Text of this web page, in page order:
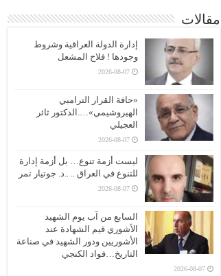
مقالات
إدارة الدولة العراقية وشروط
وجودها ! فلاح المشعل
2026-08-07
«حافة القرار الترامبي
الهيروشيمي»….الدكتور ثائر
العجيلي
2026-08-07
ليست أزمة تنوع… بل أزمة إدارة
للتنوع في العراق .. ..د. جوتيار تمر
2026-08-07
السابع من آب يوم الشهيد
الأشوري قيم الشهادة عند
الأشوريين ودور الشهيد في صناعة
التاريخ…فواد الكنجي
2026-08-07